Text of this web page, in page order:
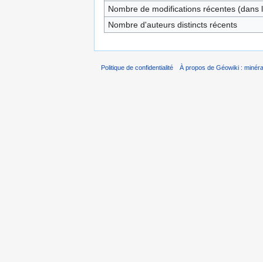
Nombre de modifications récentes (dans
Nombre d'auteurs distincts récents
Politique de confidentialité À propos de Géowiki :